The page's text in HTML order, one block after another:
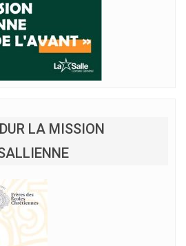
LA MISSION